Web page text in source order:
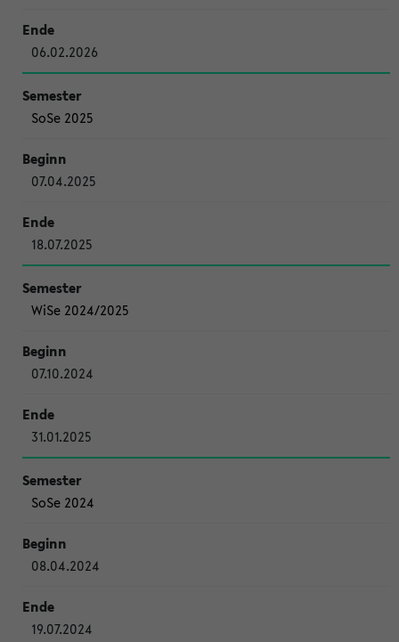
06.02.2026
SoSe 2025
07.04.2025
18.07.2025
WiSe 2024/2025
07.10.2024
31.01.2025
SoSe 2024
08.04.2024
19.07.2024